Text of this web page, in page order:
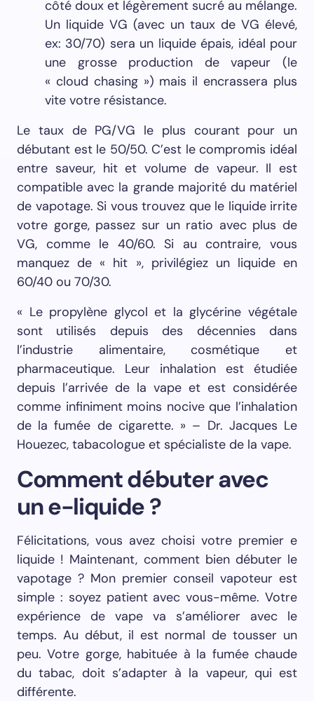
côté doux et légèrement sucré au mélange.
Un liquide VG (avec un taux de VG élevé,
ex: 30/70) sera un liquide épais, idéal pour
une grosse production de vapeur (le
« cloud chasing ») mais il encrassera plus
vite votre résistance.
Le taux de PG/VG le plus courant pour un
débutant est le 50/50. C’est le compromis idéal
entre saveur, hit et volume de vapeur. Il est
compatible avec la grande majorité du matériel
de vapotage. Si vous trouvez que le liquide irrite
votre gorge, passez sur un ratio avec plus de
VG, comme le 40/60. Si au contraire, vous
manquez de « hit », privilégiez un liquide en
60/40 ou 70/30.
« Le propylène glycol et la glycérine végétale
sont utilisés depuis des décennies dans
l’industrie alimentaire, cosmétique et
pharmaceutique. Leur inhalation est étudiée
depuis l’arrivée de la vape et est considérée
comme infiniment moins nocive que l’inhalation
de la fumée de cigarette. » – Dr. Jacques Le
Houezec, tabacologue et spécialiste de la vape.
Comment débuter avec
un e-liquide ?
Félicitations, vous avez choisi votre premier e
liquide ! Maintenant, comment bien débuter le
vapotage ? Mon premier conseil vapoteur est
simple : soyez patient avec vous-même. Votre
expérience de vape va s’améliorer avec le
temps. Au début, il est normal de tousser un
peu. Votre gorge, habituée à la fumée chaude
du tabac, doit s’adapter à la vapeur, qui est
différente.